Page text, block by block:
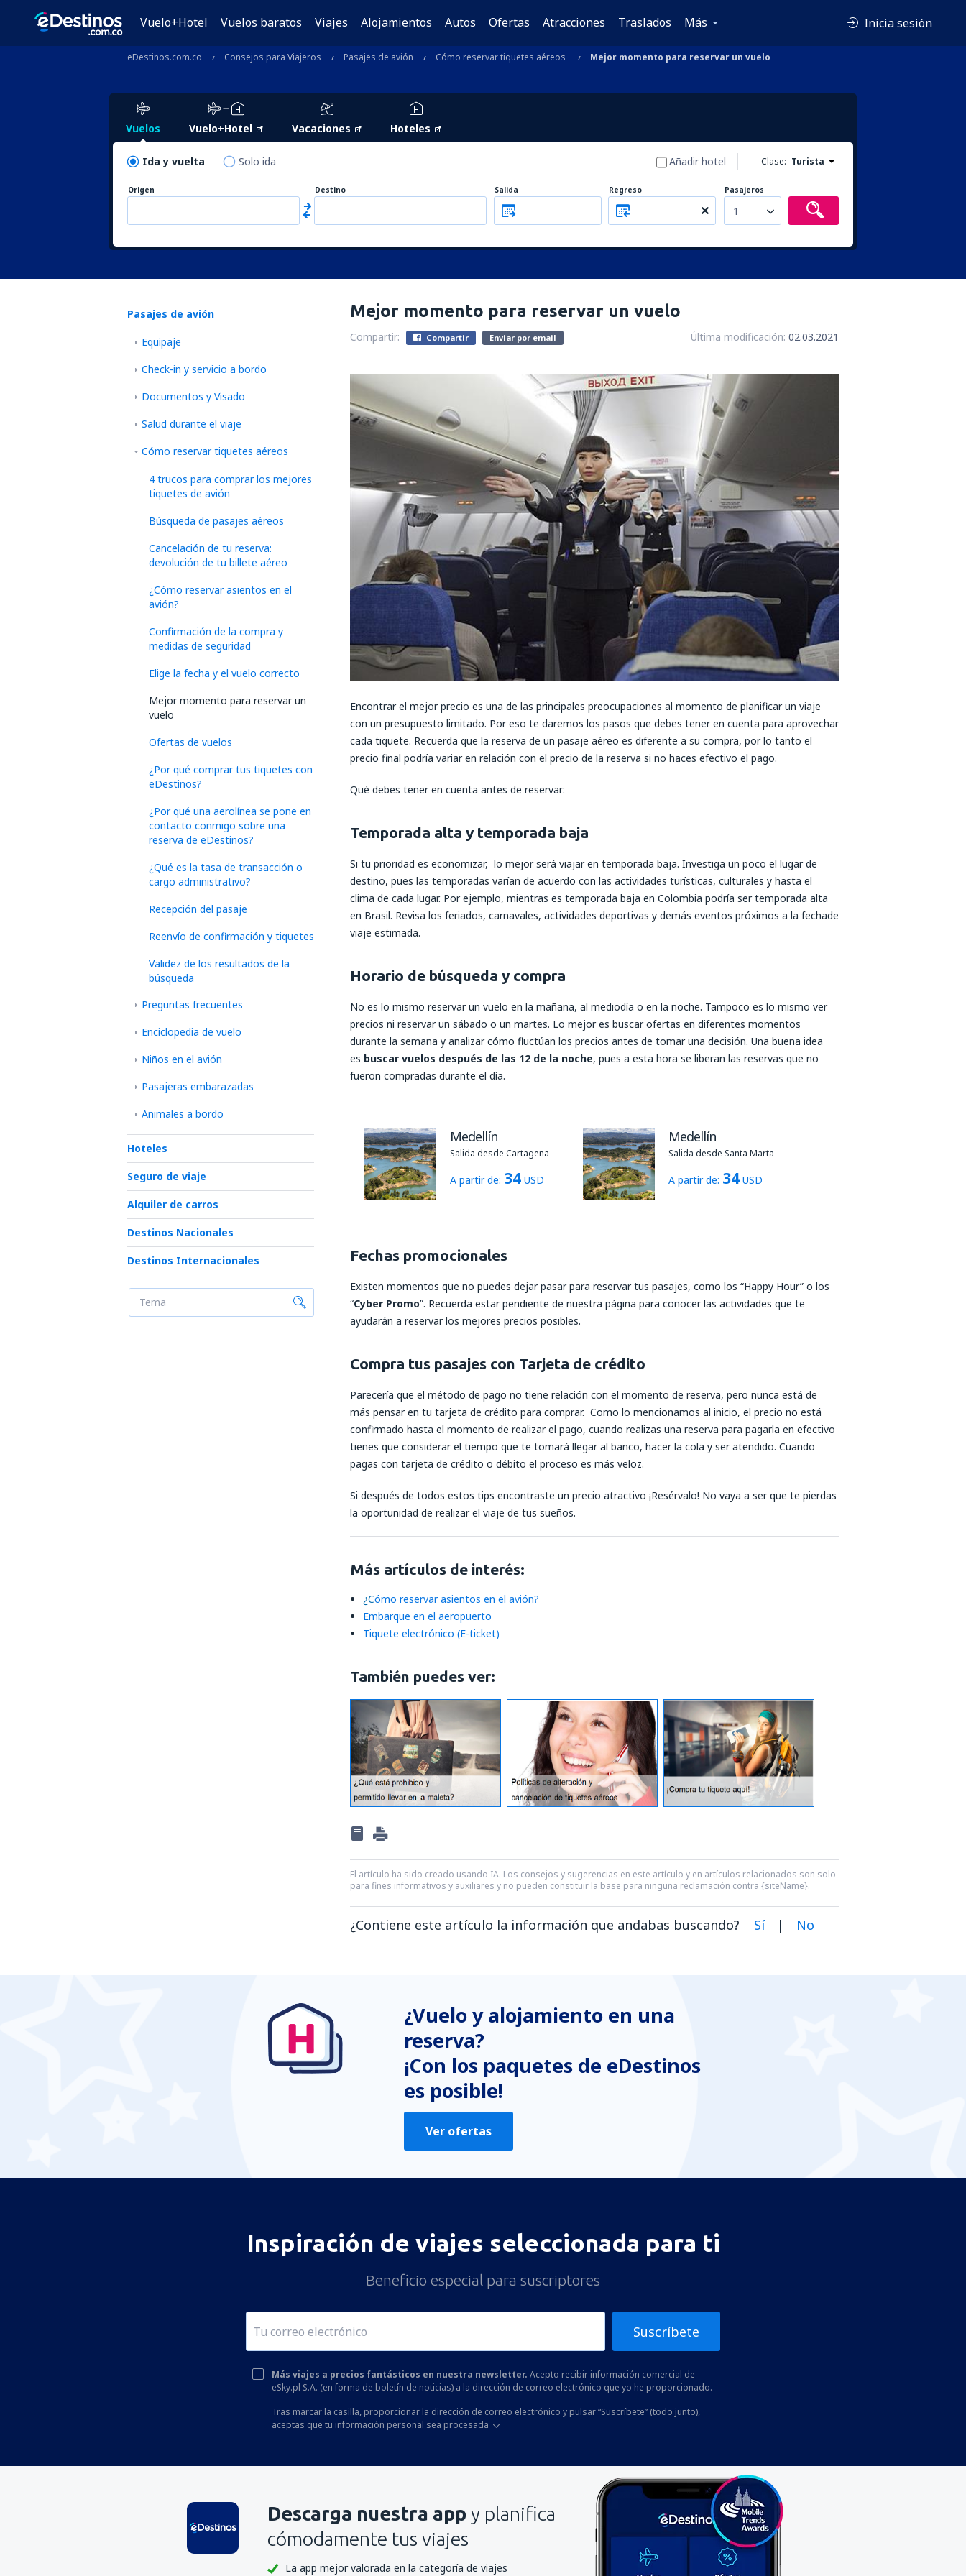
Vuelo+Hotel Vuelos baratos Viajes Alojamientos Autos Ofertas Atracciones Traslados Más Inicia sesión
eDestinos.com.co Consejos para Viajeros Pasajes de avión Cómo reservar tiquetes aéreos Mejor momento para reservar un vuelo
Vuelos Vuelo+Hotel Vacaciones Hoteles
Ida y vuelta Solo ida Clase: Turista
Añadir hotel
Origen Destino Salida Regreso Pasajeros
1
Pasajes de avión
Equipaje
Check-in y servicio a bordo
Documentos y Visado
Salud durante el viaje
Cómo reservar tiquetes aéreos
4 trucos para comprar los mejores
tiquetes de avión
Búsqueda de pasajes aéreos
Cancelación de tu reserva:
devolución de tu billete aéreo
¿Cómo reservar asientos en el
avión?
Confirmación de la compra y
medidas de seguridad
Elige la fecha y el vuelo correcto
Mejor momento para reservar un
vuelo
Ofertas de vuelos
¿Por qué comprar tus tiquetes con
eDestinos?
¿Por qué una aerolínea se pone en
contacto conmigo sobre una
reserva de eDestinos?
¿Qué es la tasa de transacción o
cargo administrativo?
Recepción del pasaje
Reenvío de confirmación y tiquetes
Validez de los resultados de la
búsqueda
Preguntas frecuentes
Enciclopedia de vuelo
Niños en el avión
Pasajeras embarazadas
Animales a bordo
Hoteles
Seguro de viaje
Alquiler de carros
Destinos Nacionales
Destinos Internacionales
Mejor momento para reservar un vuelo
Compartir: Compartir Enviar por email Última modificación: 02.03.2021
Encontrar el mejor precio es una de las principales preocupaciones al momento de planificar un viaje
con un presupuesto limitado. Por eso te daremos los pasos que debes tener en cuenta para aprovechar
cada tiquete. Recuerda que la reserva de un pasaje aéreo es diferente a su compra, por lo tanto el
precio final podría variar en relación con el precio de la reserva si no haces efectivo el pago.
Qué debes tener en cuenta antes de reservar:
Temporada alta y temporada baja
Si tu prioridad es economizar, lo mejor será viajar en temporada baja. Investiga un poco el lugar de
destino, pues las temporadas varían de acuerdo con las actividades turísticas, culturales y hasta el
clima de cada lugar. Por ejemplo, mientras es temporada baja en Colombia podría ser temporada alta
en Brasil. Revisa los feriados, carnavales, actividades deportivas y demás eventos próximos a la fechade
viaje estimada.
Horario de búsqueda y compra
No es lo mismo reservar un vuelo en la mañana, al mediodía o en la noche. Tampoco es lo mismo ver
precios ni reservar un sábado o un martes. Lo mejor es buscar ofertas en diferentes momentos
durante la semana y analizar cómo fluctúan los precios antes de tomar una decisión. Una buena idea
es buscar vuelos después de las 12 de la noche, pues a esta hora se liberan las reservas que no
fueron compradas durante el día.
Medellín
Salida desde Cartagena
A partir de: 34 USD
Medellín
Salida desde Santa Marta
A partir de: 34 USD
Fechas promocionales
Existen momentos que no puedes dejar pasar para reservar tus pasajes, como los “Happy Hour” o los
“Cyber Promo”. Recuerda estar pendiente de nuestra página para conocer las actividades que te
ayudarán a reservar los mejores precios posibles.
Compra tus pasajes con Tarjeta de crédito
Parecería que el método de pago no tiene relación con el momento de reserva, pero nunca está de
más pensar en tu tarjeta de crédito para comprar. Como lo mencionamos al inicio, el precio no está
confirmado hasta el momento de realizar el pago, cuando realizas una reserva para pagarla en efectivo
tienes que considerar el tiempo que te tomará llegar al banco, hacer la cola y ser atendido. Cuando
pagas con tarjeta de crédito o débito el proceso es más veloz.
Si después de todos estos tips encontraste un precio atractivo ¡Resérvalo! No vaya a ser que te pierdas
la oportunidad de realizar el viaje de tus sueños.
Más artículos de interés:
¿Cómo reservar asientos en el avión?
Embarque en el aeropuerto
Tiquete electrónico (E-ticket)
También puedes ver:
El artículo ha sido creado usando IA. Los consejos y sugerencias en este artículo y en artículos relacionados son solo
para fines informativos y auxiliares y no pueden constituir la base para ninguna reclamación contra {siteName}.
¿Contiene este artículo la información que andabas buscando? Sí | No
Contiene información incorrecta
No profundiza en el tema
Es demasiado largo
Enviar
¿Vuelo y alojamiento en una
reserva?
¡Con los paquetes de eDestinos
es posible!
Ver ofertas
Inspiración de viajes seleccionada para ti
Beneficio especial para suscriptores
Suscríbete
Más viajes a precios fantásticos en nuestra newsletter. Acepto recibir información comercial de
eSky.pl S.A. (en forma de boletín de noticias) a la dirección de correo electrónico que yo he proporcionado.
Tras marcar la casilla, proporcionar la dirección de correo electrónico y pulsar “Suscríbete” (todo junto),
aceptas que tu información personal sea procesada
Descarga nuestra app y planifica
cómodamente tus viajes
La app mejor valorada en la categoría de viajes